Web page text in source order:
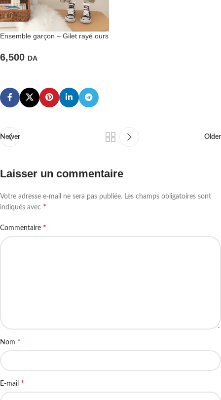
Ensemble garçon – Gilet rayé ours
6,500 DA
Newer Older
Laisser un commentaire
Votre adresse e-mail ne sera pas publiée. Les champs obligatoires sont
indiqués avec *
Commentaire *
Nom *
E-mail *